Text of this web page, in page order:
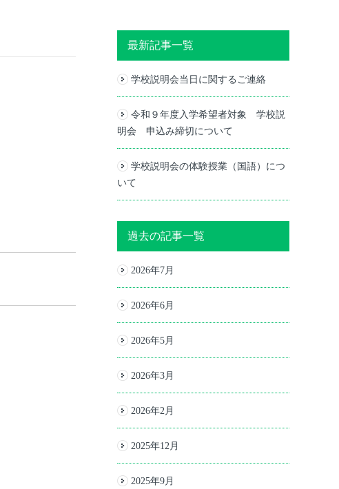
最新記事一覧
学校説明会当日に関するご連絡
令和９年度入学希望者対象 学校説
明会 申込み締切について
学校説明会の体験授業（国語）につ
いて
過去の記事一覧
2026年7月
2026年6月
2026年5月
2026年3月
2026年2月
2025年12月
2025年9月